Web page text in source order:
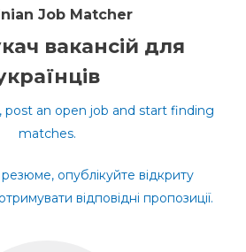
Job Matcher
вакансій для
post an open job and start finding
matches.
резюме, опублікуйте відкриту
відповідні пропозиції.